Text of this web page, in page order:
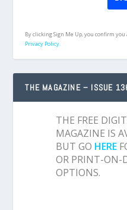
By clicking Sign Me Up, you confirm
Privacy Policy.
THE MAGAZINE – ISSUE
THE FREE
MAGAZINE IS
BUT GO HERE
OR PRINT-ON-
OPTIONS.